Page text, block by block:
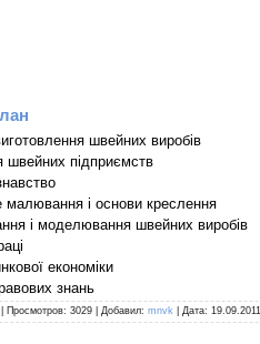
швейних виробів
швейних підприємств
малювання і основи креслення
і моделювання швейних виробів
економіки
знань
| Просмотров: 3029 | Добавил: mnvk | Дата: 19.09.2011